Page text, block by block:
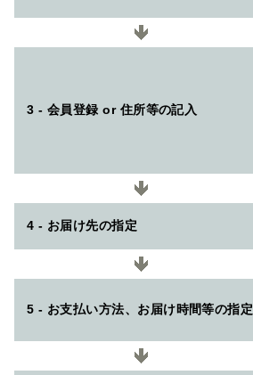
3 - 会員登録 or 住所等の記入
4 - お届け先の指定
5 - お支払い方法、お届け時間等の指定